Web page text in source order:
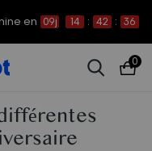
en 09j 14 : 42 : 34
0